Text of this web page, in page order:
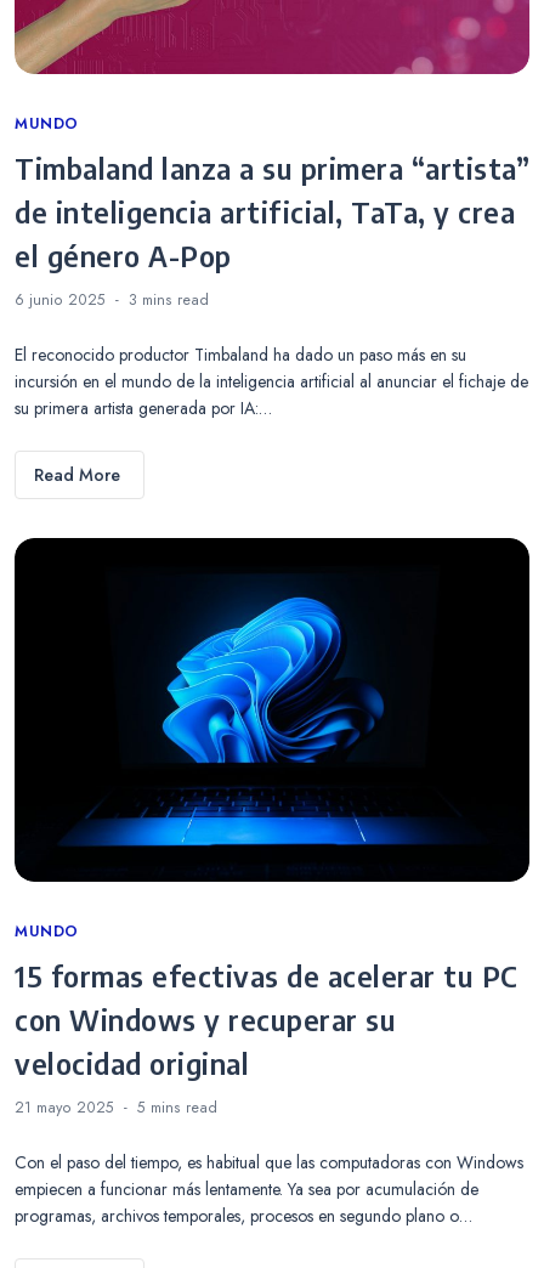
Categories
MUNDO
Timbaland lanza a su primera “artista”
de inteligencia artificial, TaTa, y crea
el género A-Pop
6 junio 2025 3 mins read
El reconocido productor Timbaland ha dado un paso más en su
incursión en el mundo de la inteligencia artificial al anunciar el fichaje de
su primera artista generada por IA:…
Read More
Categories
MUNDO
15 formas efectivas de acelerar tu PC
con Windows y recuperar su
velocidad original
21 mayo 2025 5 mins read
Con el paso del tiempo, es habitual que las computadoras con Windows
empiecen a funcionar más lentamente. Ya sea por acumulación de
programas, archivos temporales, procesos en segundo plano o…